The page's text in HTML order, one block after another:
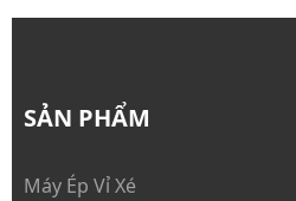
SẢN PHẨM
Máy Ép Vỉ Xé